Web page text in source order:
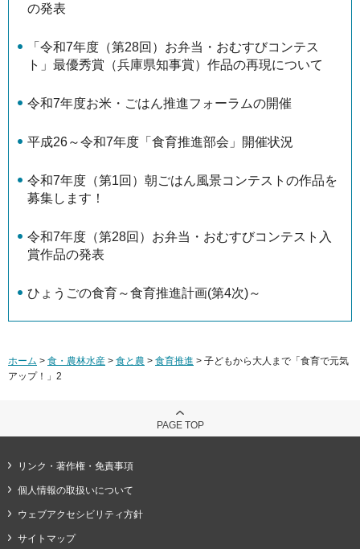
の発表
「令和7年度（第28回）お弁当・おむすびコンテス
ト」最優秀賞（兵庫県知事賞）作品の再現について
令和7年度お米・ごはん推進フォーラムの開催
平成26～令和7年度「食育推進部会」開催状況
令和7年度（第1回）朝ごはん風景コンテストの作品を
募集します！
令和7年度（第28回）お弁当・おむすびコンテスト入
賞作品の発表
ひょうごの食育～食育推進計画(第4次)～
ホーム > 食・農林水産 > 食と農 > 食育推進 > 子どもから大人まで「食育で元気
アップ！」2
PAGE TOP
リンク・著作権・免責事項
個人情報の取扱いについて
ウェブアクセシビリティ方針
サイトマップ